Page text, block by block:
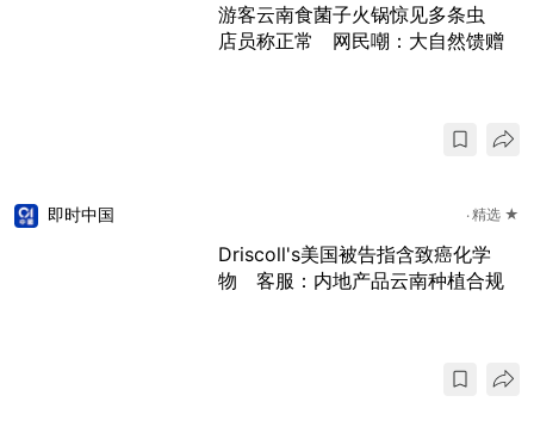
游客云南食菌子火锅惊见多条虫
店员称正常 网民嘲：大自然馈赠
即时中国 精选 ★
Driscoll's美国被告指含致癌化学
物 客服：内地产品云南种植合规